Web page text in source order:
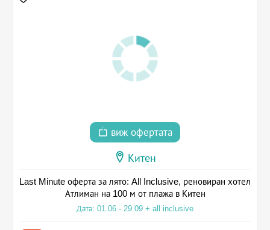
виж офертата
Китен
Last Minute оферта за лято: All Inclusive, реновиран хотел
Атлиман на 100 м от плажа в Китен
Дата: 01.06 - 29.09 + all inclusive